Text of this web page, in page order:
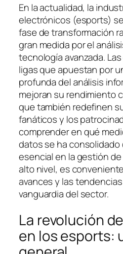
En la actualidad, la
electrónicos (esports)
fase de transformación
gran medida por el
tecnología avanzada.
ligas que apuestan por
profunda del análisis
mejoran su rendimiento
que también redefinen
fanáticos y los
comprender en qué
datos se ha
esencial en la gestión
alto nivel, es
avances y las
vanguardia del sector.
La revolución
en los esports: